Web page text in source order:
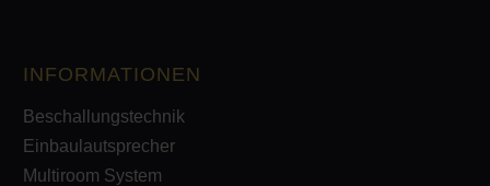
INFORMATIONEN
Beschallungstechnik
Einbaulautsprecher
Multiroom System